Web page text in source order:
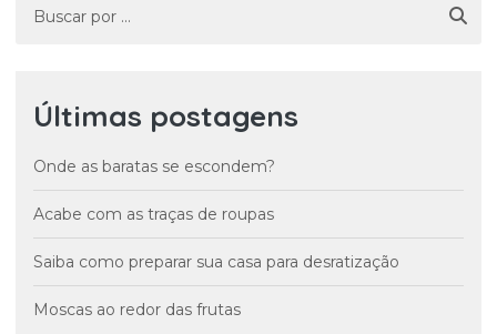
Últimas postagens
Onde as baratas se escondem?
Acabe com as traças de roupas
Saiba como preparar sua casa para desratização
Moscas ao redor das frutas